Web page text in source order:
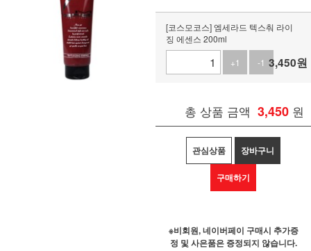
[코스모코스] 엠세라드 텍스춰 라이
징 에센스 200ml
+1
-1 3,450원
총 상품 금액 3,450 원
관심상품 장바구니
구매하기
※비회원, 네이버페이 구매시 추가증
정 및 사은품은 증정되지 않습니다.